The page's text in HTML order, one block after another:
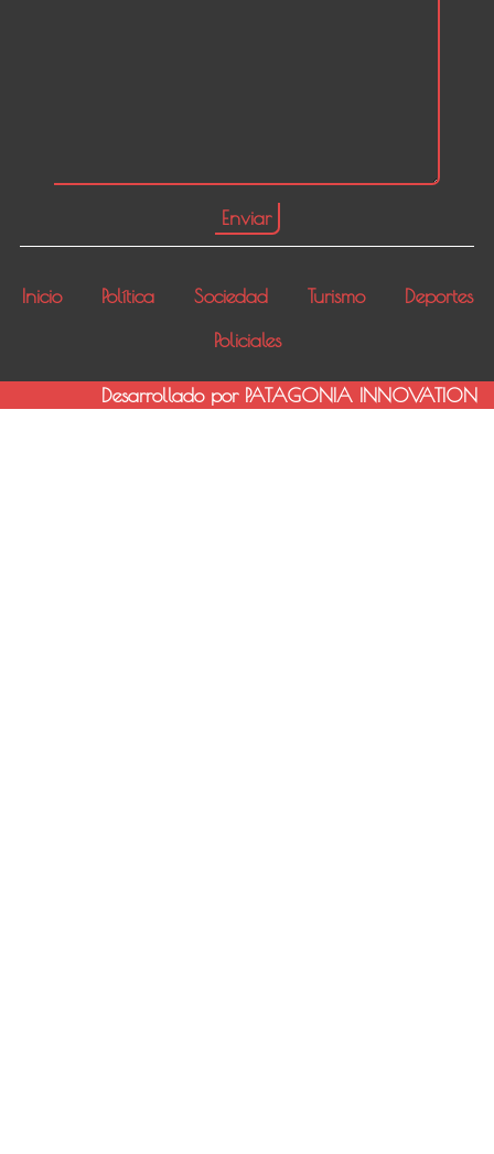
Inicio Política Sociedad Turismo
Deportes
Policiales
Desarrollado por PATAGONIA INNOVATION